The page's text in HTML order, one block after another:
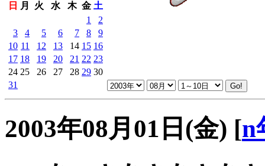
日
月 火 水 木 金 土
1
2
3
4 5 6 7 8
9
10 11 12 13 14 15 16
17 18 19 20 21 22 23
24 25 26 27 28 29 30
31
2003年08月01日(金) [n